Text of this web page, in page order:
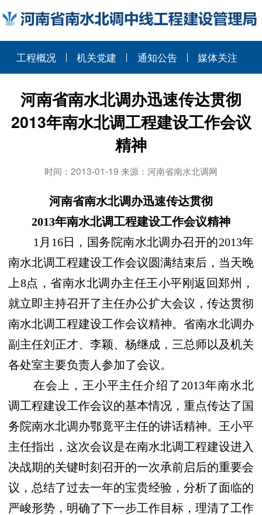
工程概况 机关党建 通知公告 媒体关注
河南省南水北调办迅速传达贯彻
2013年南水北调工程建设工作会议
精神
时间：2013-01-19 来源：河南省南水北调网
河南省南水北调办迅速传达贯彻
2013年南水北调工程建设工作会议精神
1月16日，国务院南水北调办召开的2013年
南水北调工程建设工作会议圆满结束后，当天晚
上8点，省南水北调办主任王小平刚返回郑州，
就立即主持召开了主任办公扩大会议，传达贯彻
南水北调工程建设工作会议精神。省南水北调办
副主任刘正才、李颖、杨继成，三总师以及机关
各处室主要负责人参加了会议。
在会上，王小平主任介绍了2013年南水北
调工程建设工作会议的基本情况，重点传达了国
务院南水北调办鄂竟平主任的讲话精神。王小平
主任指出，这次会议是在南水北调工程建设进入
决战期的关键时刻召开的一次承前启后的重要会
议，总结了过去一年的宝贵经验，分析了面临的
严峻形势，明确了下一步工作目标，理清了工作